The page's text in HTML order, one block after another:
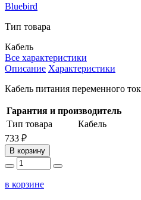
Bluebird
Тип товара
Кабель
Все характеристики
Описание Характеристики
Кабель питания переменного
Гарантия и производитель
Тип товара
Кабель
733 ₽
В корзину
в корзине